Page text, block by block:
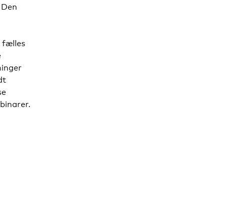
fælles